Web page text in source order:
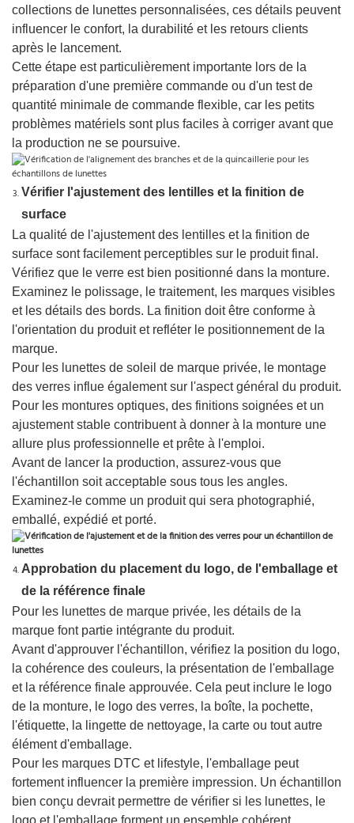
collections de lunettes personnalisées, ces détails peuvent
influencer le confort, la durabilité et les retours clients
après le lancement.
Cette étape est particulièrement importante lors de la
préparation d'une première commande ou d'un test de
quantité minimale de commande flexible, car les petits
problèmes matériels sont plus faciles à corriger avant que
la production ne se poursuive.
Vérifier l'ajustement des lentilles et la finition de
surface
La qualité de l'ajustement des lentilles et la finition de
surface sont facilement perceptibles sur le produit final.
Vérifiez que le verre est bien positionné dans la monture.
Examinez le polissage, le traitement, les marques visibles
et les détails des bords. La finition doit être conforme à
l'orientation du produit et refléter le positionnement de la
marque.
Pour les lunettes de soleil de marque privée, le montage
des verres influe également sur l'aspect général du produit.
Pour les montures optiques, des finitions soignées et un
ajustement stable contribuent à donner à la monture une
allure plus professionnelle et prête à l'emploi.
Avant de lancer la production, assurez-vous que
l'échantillon soit acceptable sous tous les angles.
Examinez-le comme un produit qui sera photographié,
emballé, expédié et porté.
Approbation du placement du logo, de l'emballage et
de la référence finale
Pour les lunettes de marque privée, les détails de la
marque font partie intégrante du produit.
Avant d'approuver l'échantillon, vérifiez la position du logo,
la cohérence des couleurs, la présentation de l'emballage
et la référence finale approuvée. Cela peut inclure le logo
de la monture, le logo des verres, la boîte, la pochette,
l'étiquette, la lingette de nettoyage, la carte ou tout autre
élément d'emballage.
Pour les marques DTC et lifestyle, l'emballage peut
fortement influencer la première impression. Un échantillon
bien conçu devrait permettre de vérifier si les lunettes, le